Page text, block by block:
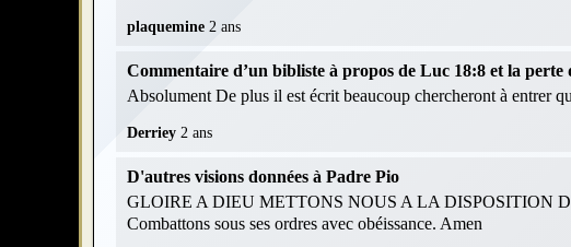
plaquemine 2 ans
Commentaire d’un bibliste à propos de Luc 18:8 et la perte
Absolument De plus il est écrit beaucoup chercheront à entrer
Derriey 2 ans
D'autres visions données à Padre Pio
GLOIRE A DIEU METTONS NOUS A LA DISPOSITION
Combattons sous ses ordres avec obéissance. Amen